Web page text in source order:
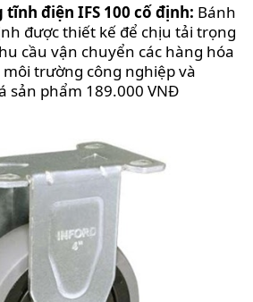
tĩnh điện IFS 100 cố định: Bánh
được thiết kế để chịu tải trọng
cầu vận chuyển các hàng hóa
trường công nghiệp và
sản phẩm 189.000 VNĐ